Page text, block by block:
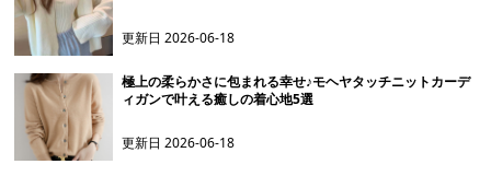
更新日2026-06-18
極上の柔らかさに包まれる幸せ♪モヘヤタッチニットカーデ
ィガンで叶える癒しの着心地5選
更新日2026-06-18